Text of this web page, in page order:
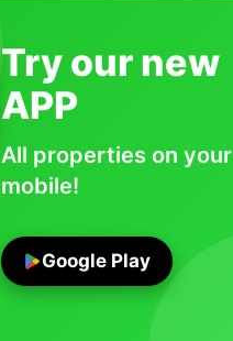
Try our new
APP
All properties on your
mobile!
Google Play